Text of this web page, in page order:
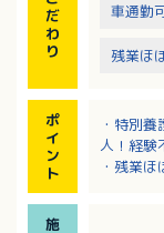
だ
わ
り
車通勤
残業ほ
ポ
イ
ン
ト
・特別
人！経験
・残業
施